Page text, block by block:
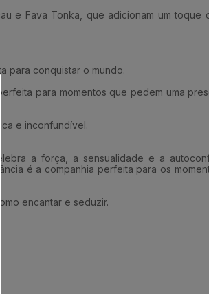
e Fava Tonka, que adicionam um toque
para conquistar o mundo.
para momentos que pedem uma
e inconfundível.
a força, a sensualidade e a
é a companhia perfeita para os
encantar e seduzir.